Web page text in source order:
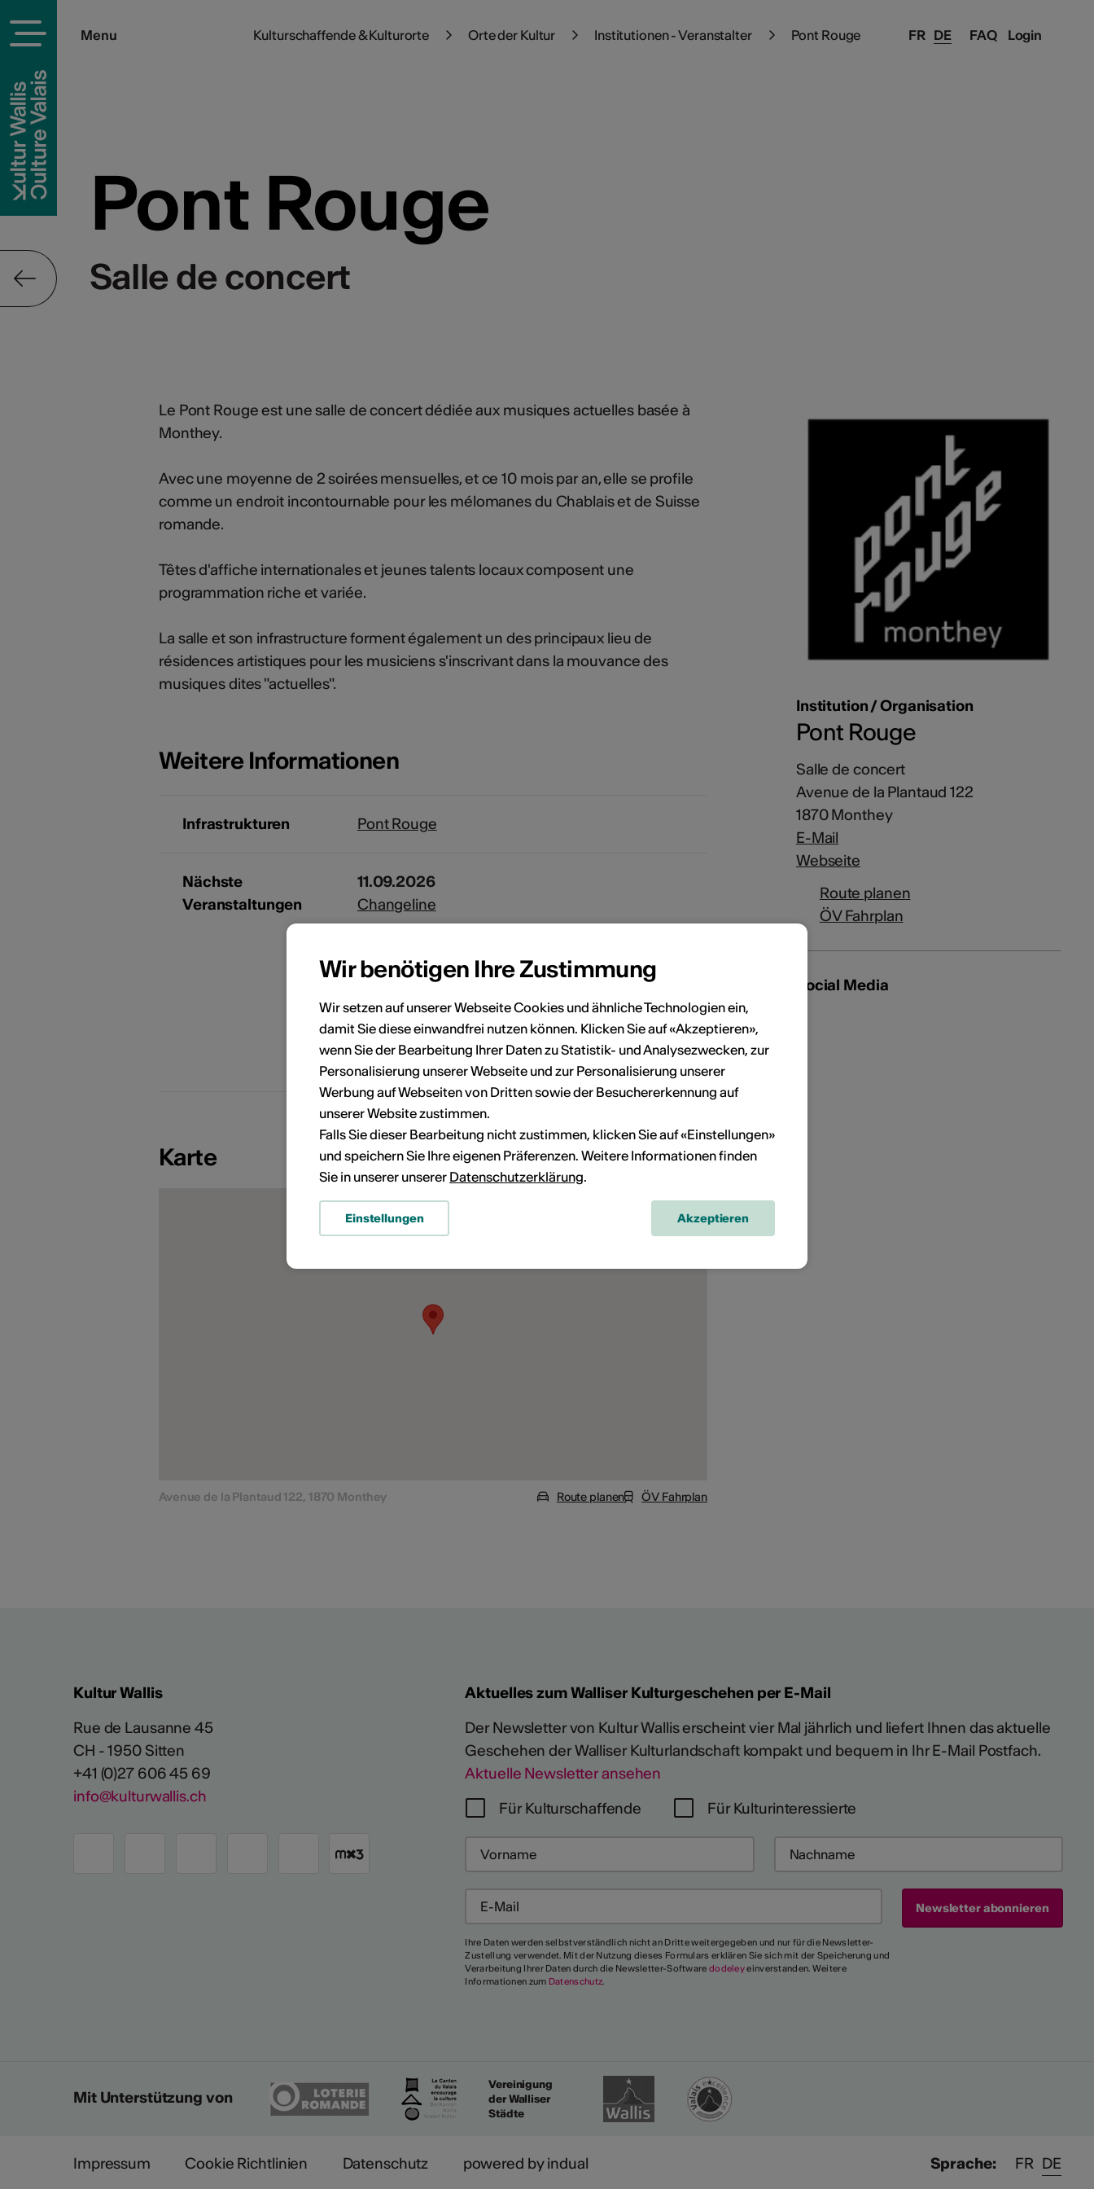
FAQ Login
Menu FR DE
Kulturschaffende & Kulturorte Orte der Kultur Institutionen - Veranstalter Pont Rouge
Pont Rouge
Salle de concert
Le Pont Rouge est une salle de concert dédiée aux musiques actuelles basée à
Monthey.
Avec une moyenne de 2 soirées mensuelles, et ce 10 mois par an, elle se profile
comme un endroit incontournable pour les mélomanes du Chablais et de Suisse
romande.
Têtes d'affiche internationales et jeunes talents locaux composent une
programmation riche et variée.
La salle et son infrastructure forment également un des principaux lieu de
résidences artistiques pour les musiciens s'inscrivant dans la mouvance des
musiques dites "actuelles".
Weitere Informationen
Infrastrukturen Pont Rouge
Nächste
Veranstaltungen
11.09.2026
Changeline
24.10.2026
ELEINE
25.03.2027
Greg Duth
Karte
Avenue de la Plantaud 122, 1870 Monthey Route planen ÖV Fahrplan
Institution / Organisation
Pont Rouge
Salle de concert
Avenue de la Plantaud 122
1870 Monthey
E-Mail
Webseite
Route planen
ÖV Fahrplan
Social Media
Kultur Wallis
Rue de Lausanne 45
CH - 1950 Sitten
+41 (0)27 606 45 69
info@kulturwallis.ch
Aktuelles zum Walliser Kulturgeschehen per E-Mail
Der Newsletter von Kultur Wallis erscheint vier Mal jährlich und liefert Ihnen das aktuelle
Geschehen der Walliser Kulturlandschaft kompakt und bequem in Ihr E-Mail Postfach.
Aktuelle Newsletter ansehen
Für Kulturschaffende
Für Kulturinteressierte
Ihre Daten werden selbstverständlich nicht an Dritte weitergegeben und nur für die Newsletter-
Zustellung verwendet. Mit der Nutzung dieses Formulars erklären Sie sich mit der Speicherung und
Verarbeitung Ihrer Daten durch die Newsletter-Software dodeleyeinverstanden. Weitere
Informationen zum Datenschutz.
Mit Unterstützung von
Vereinigung
der Walliser
Städte
Impressum Cookie Richtlinien Datenschutz powered by indual Sprache: FR DE
Wir benötigen Ihre Zustimmung
Wir setzen auf unserer Webseite Cookies und ähnliche Technologien ein,
damit Sie diese einwandfrei nutzen können. Klicken Sie auf «Akzeptieren»,
wenn Sie der Bearbeitung Ihrer Daten zu Statistik- und Analysezwecken, zur
Personalisierung unserer Webseite und zur Personalisierung unserer
Werbung auf Webseiten von Dritten sowie der Besuchererkennung auf
unserer Website zustimmen.
Falls Sie dieser Bearbeitung nicht zustimmen, klicken Sie auf «Einstellungen»
und speichern Sie Ihre eigenen Präferenzen. Weitere Informationen finden
Sie in unserer unserer Datenschutzerklärung.
Einstellungen Akzeptieren